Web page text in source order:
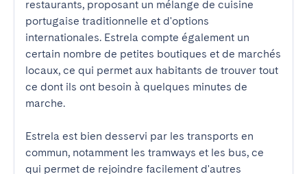
restaurants, proposant un mélange de cuisine
portugaise traditionnelle et d'options
internationales. Estrela compte également un
certain nombre de petites boutiques et de marchés
locaux, ce qui permet aux habitants de trouver tout
ce dont ils ont besoin à quelques minutes de
marche.
Estrela est bien desservi par les transports en
commun, notamment les tramways et les bus, ce
qui permet de rejoindre facilement d'autres